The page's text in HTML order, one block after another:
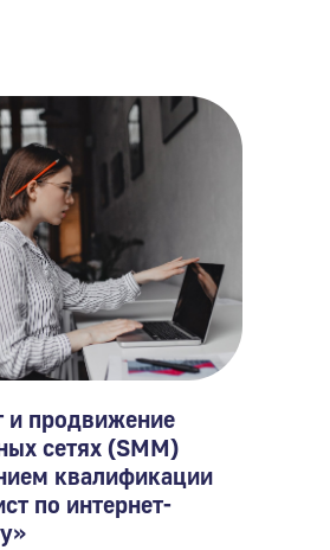
и продвижение
сетях (SMM)
квалификации
по интернет-